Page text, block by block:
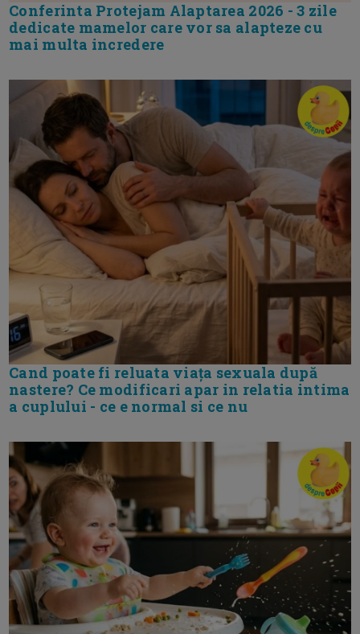
Conferinta Protejam Alaptarea 2026 - 3 zile
dedicate mamelor care vor sa alapteze cu
mai multa incredere
Cand poate fi reluata viața sexuala după
nastere? Ce modificari apar in relatia intima
a cuplului - ce e normal si ce nu